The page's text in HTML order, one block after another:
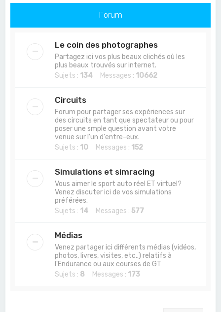
c
Forum
Le coin des photographes
Partagez ici vos plus beaux clichés où les
plus beaux trouvés sur internet.
Sujets : 134 Messages : 10662
Circuits
Forum pour partager ses expériences sur
des circuits en tant que spectateur ou pour
poser une smple question avant votre
venue sur l'un d'entre-eux.
Sujets : 10 Messages : 152
Simulations et simracing
Vous aimer le sport auto réel ET virtuel?
Venez discuter ici de vos simulations
préférées.
Sujets : 14 Messages : 577
Médias
Venez partager ici différents médias (vidéos,
photos, livres, visites, etc..) relatifs à
l'Endurance ou aux courses de GT
Sujets : 8 Messages : 173